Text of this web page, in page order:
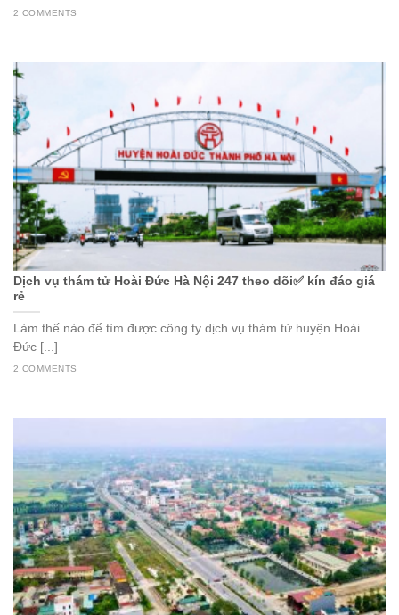
2 COMMENTS
Dịch vụ thám tử Hoài Đức Hà Nội 247 theo dõi✅ kín đáo giá
rẻ
Làm thế nào để tìm được công ty dịch vụ thám tử huyện Hoài
Đức [...]
2 COMMENTS